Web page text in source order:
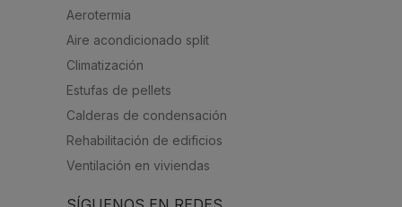
Aerotermia
Aire acondicionado split
Climatización
Estufas de pellets
Calderas de condensación
Rehabilitación de edificios
Ventilación en viviendas